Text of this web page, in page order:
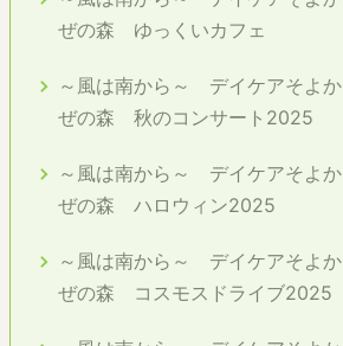
ぜの森 ゆっくいカフェ
～風は南から～ デイケアそよか
ぜの森 秋のコンサート2025
～風は南から～ デイケアそよか
ぜの森 ハロウィン2025
～風は南から～ デイケアそよか
ぜの森 コスモスドライブ2025